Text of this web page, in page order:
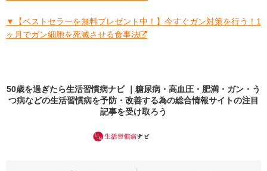
▼【ベストセラーを無料プレゼント中！】今すぐガン対策を行う！1
ヶ月でガン細胞を死滅させる食事法
50歳を過ぎたら生活習慣病ナビ ｜糖尿病・高血圧・肥満・ガン・う
つ病などの生活習慣病を予防・改善する為の総合情報サイトの注目
記事を受け取ろう